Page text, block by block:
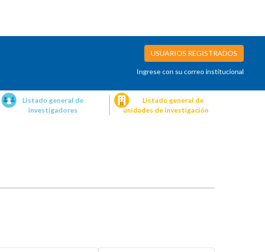
USUARIOS REGISTRADOS
Ingrese con su correo institucional
Listado general de
investigadores
Listado general de
unidades de investigación